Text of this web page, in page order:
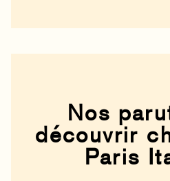
Nos
découvrir
Paris